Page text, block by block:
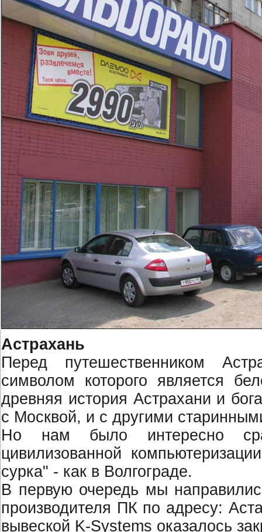
Aстрахань
Перед путешественником
символом которого является
древняя история Aстрахани и
с Москвой, и с другими
Но нам было интересно
цивилизованной
сурка" - как в Волгограде.
В первую очередь мы
производителя ПК по адресу:
вывеской K-Systems оказалось